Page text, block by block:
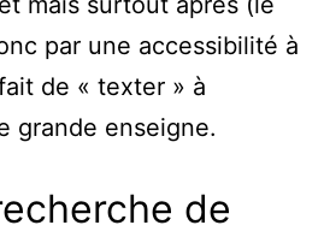
par une accessibilité à
de « texter » à
grande enseigne.
de